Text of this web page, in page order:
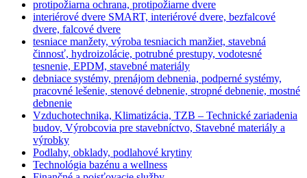
protipožiarna ochrana, protipožiarne dvere
interiérové dvere SMART, interiérové dvere, bezfalcové
dvere, falcové dvere
tesniace manžety, výroba tesniacich manžiet, stavebná
činnosť, hydroizolácie, potrubné prestupy, vodotesné
tesnenie, EPDM, stavebné materiály
debniace systémy, prenájom debnenia, podperné systémy,
pracovné lešenie, stenové debnenie, stropné debnenie, mostné
debnenie
Vzduchotechnika, Klimatizácia, TZB – Technické zariadenia
budov, Výrobcovia pre stavebníctvo, Stavebné materiály a
výrobky
Podlahy, obklady, podlahové krytiny
Technológia bazénu a wellness